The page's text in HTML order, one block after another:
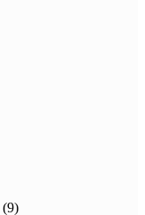
(9)